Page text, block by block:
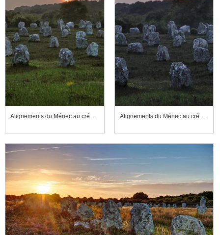
Alignements du Ménec au crépuscule Alignements du Ménec au crépuscule